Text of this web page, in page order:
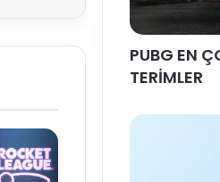
PUBG EN
TERİMLER